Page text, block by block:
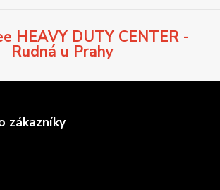
HEAVY DUTY CENTER -
Rudná u Prahy
zákazníky